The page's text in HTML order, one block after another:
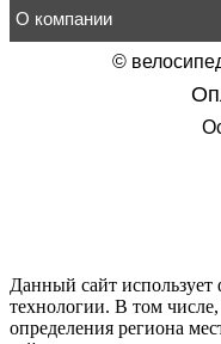
Детский велосипед
Детский велосипед
23 385 руб.
О компании
©
Данный сайт
технологии. В том
определения региона